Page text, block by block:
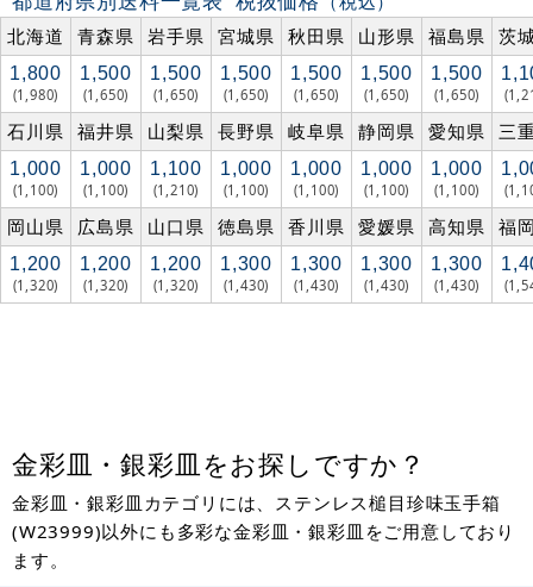
北海道
青森県 岩手県 宮城県 秋田県 山形県 福島県 茨
1,800
(1,980)
1,500
(1,650)
1,500
(1,650)
1,500
(1,650)
1,500
(1,650)
1,500
(1,650)
1,500
(1,650)
石川県 福井県 山梨県 長野県 岐阜県 静岡県 愛知県 三
1,000
(1,100)
1,000
(1,100)
1,100
(1,210)
1,000
(1,100)
1,000
(1,100)
1,000
(1,100)
1,000
(1,100)
岡山県 広島県 山口県 徳島県 香川県 愛媛県 高知県 福
1,200
(1,320)
1,200
(1,320)
1,200
(1,320)
1,300
(1,430)
1,300
(1,430)
1,300
(1,430)
1,300
(1,430)
金彩皿・銀彩皿をお探しですか？
金彩皿・銀彩皿カテゴリには、ステンレス槌目珍味玉手箱
(W23999)以外にも多彩な金彩皿・銀彩皿をご用意しており
ます。